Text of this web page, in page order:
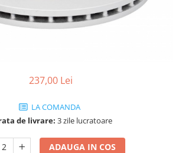
237,00 Lei
LA COMANDA
de livrare: 3 zile lucratoare
ADAUGA IN COS